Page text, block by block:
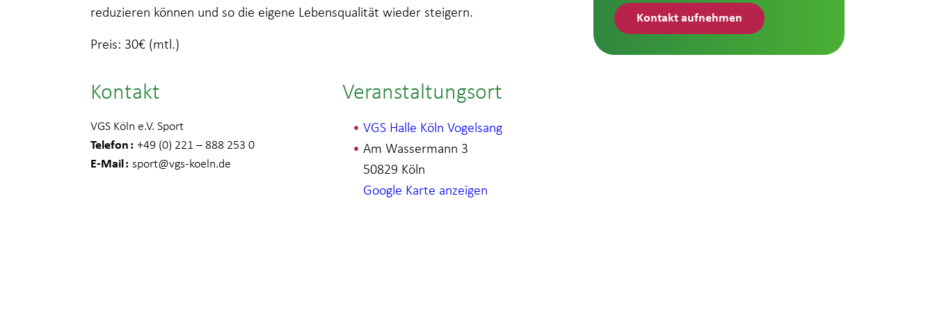
reduzieren können und so die eigene Lebensqualität wieder steigern.
Preis: 30€ (mtl.)
Kontakt aufnehmen
Kontakt
VGS Köln e.V. Sport
Telefon +49 (0) 221 – 888 253 0
E-Mail sport@vgs-koeln.de
Veranstaltungsort
VGS Halle Köln Vogelsang
Am Wassermann 3
Köln
50829
Google Karte anzeigen